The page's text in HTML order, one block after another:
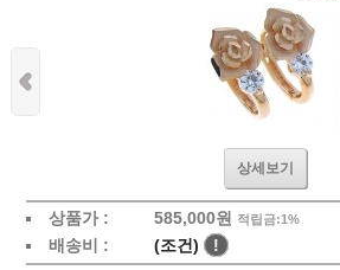
상세보기
상품가 : 585,000원 적립금:1%
배송비 : (조건) !